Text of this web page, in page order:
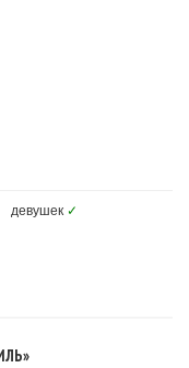
девушек ✓